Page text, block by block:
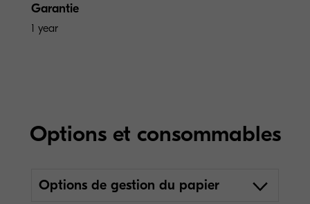
Garantie
1 year
Options et consommables
Options de gestion du papier